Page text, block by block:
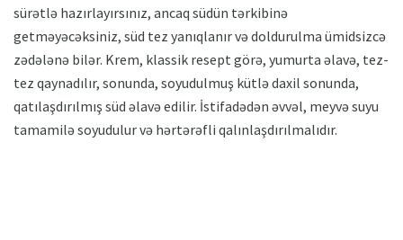
sürətlə hazırlayırsınız, ancaq südün tərkibinə
getməyəcəksiniz, süd tez yanıqlanır və doldurulma ümidsizcə
zədələnə bilər. Krem, klassik resept görə, yumurta əlavə, tez-
tez qaynadılır, sonunda, soyudulmuş kütlə daxil sonunda,
qatılaşdırılmış süd əlavə edilir. İstifadədən əvvəl, meyvə suyu
tamamilə soyudulur və hərtərəfli qalınlaşdırılmalıdır.